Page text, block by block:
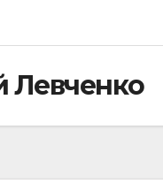
Левченко